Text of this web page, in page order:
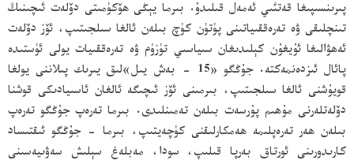
پىرىنسىپىغا قەتئىي ئەمەل قىلىدۇ. بىرما يېڭى ھۆكۈمىتى دۆلەت ئىچىنىڭ
تىنچلىقى ۋە تەرەققىياتىنى پۈتۈن كۈچ بىلەن ئالغا سىلجىتىپ، ئۆز دۆلەت
ئەھۋالىغا ئۇيغۇن كېلىدىغان سىياسىي تۈزۈم ۋە تەرەققىيات يولى ئۈستىدە
پائال ئىزدەنمەكتە. جۇڭگو «15 - بەش يىل»لىق يىرىك پىلاننى يولغا
قويۇشنى ئالغا سىلجىتىپ، بىرمىنى ئۆز ئىچىگە ئالغان ئاسىيادىكى قوشنا
دۆلەتلەرنى مۇھىم پۇرسەت بىلەن تەمىنلىدى. بىرما تەرەپ جۇڭگو تەرەپ
بىلەن ھەر تەرەپلىمە ھەمكارلىقنى كۈچەيتىپ، بىرما - جۇڭگو ئىقتىساد
كارىدورىنى ئورتاق بەرپا قىلىپ، سودا، مەبلەغ سېلىش سەۋىيەسىنى